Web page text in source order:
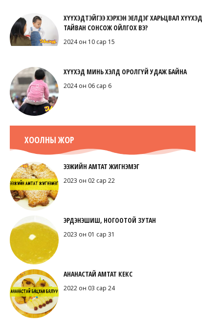
ХҮҮХЭДТЭЙГЭЭ ХЭРХЭН ЭЕЛДЭГ ХАРЬЦВАЛ ХҮҮХЭД
ТАЙВАН СОНСОЖ ОЙЛГОХ ВЭ?
2024 он 10 сар 15
ХҮҮХЭД МИНЬ ХЭЛД ОРОЛГҮЙ УДАЖ БАЙНА
2024 он 06 сар 6
ХООЛНЫ ЖОР
ЭЭЖИЙН АМТАТ ЖИГНЭМЭГ
2023 он 02 сар 22
ЭРДЭНЭШИШ, НОГООТОЙ ЗУТАН
2023 он 01 сар 31
АНАНАСТАЙ АМТАТ КЕКС
2022 он 03 сар 24